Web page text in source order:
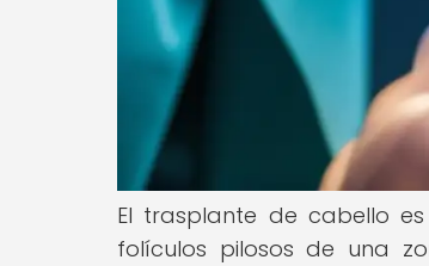
El trasplante de cabello
folículos pilosos de una